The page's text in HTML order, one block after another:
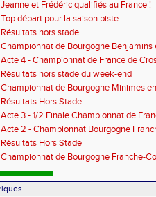
Jeanne et Frédéric qualifiés au France !
Top départ pour la saison piste
Résultats hors stade
Championnat de Bourgogne Benjamins
Acte 4 - Championnat de France de
Résultats hors stade du week-end
Championnat de Bourgogne Minimes
Résultats Hors Stade
Acte 3 - 1/2 Finale Championnat de
Acte 2 - Championnat Bourgogne
Résultats Hors Stade
Championnat de Bourgogne Franche-